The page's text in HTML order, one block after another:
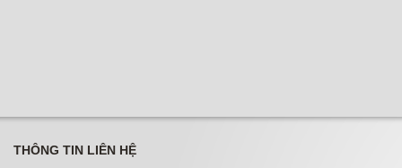
THÔNG TIN LIÊN HỆ